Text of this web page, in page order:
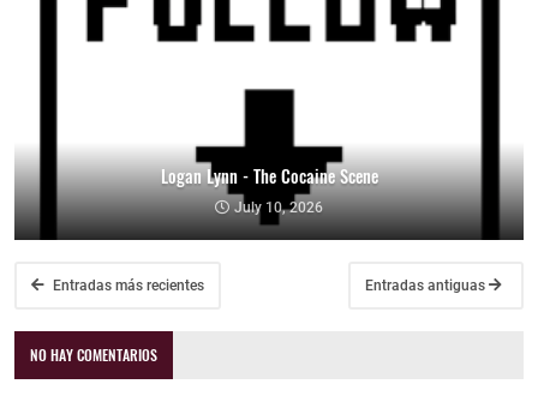
Logan Lynn - The Cocaine Scene
July 10, 2026
Entradas más recientes Entradas antiguas
NO HAY COMENTARIOS